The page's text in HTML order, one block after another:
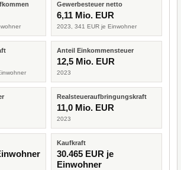
Gewerbesteuer netto
6,11 Mio. EUR
2023, 341 EUR je Einwohner
Anteil Einkommensteuer
12,5 Mio. EUR
2023
Realsteueraufbringungskraft
11,0 Mio. EUR
2023
Kaufkraft
30.465 EUR je
Einwohner